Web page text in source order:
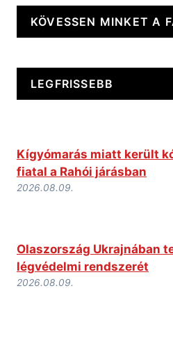
KÖVESSEN MINKET A
LEGFRISSEBB
Kígyómarás miatt került
fiatal a Rahói járásban
2026.08.09.
Olaszország Ukrajnában
légvédelmi rendszerét
2026.08.09.